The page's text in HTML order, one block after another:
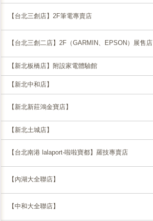
【台北三創店】2F筆電專賣店
【台北三創二店】2F（GARMIN、EPSON）展售店
【新北板橋店】附設家電體驗館
【新北中和店】
【新北新莊鴻金寶店】
【新北土城店】
【台北南港 lalaport-啦啦寶都】羅技專賣店
【內湖大全聯店】
【中和大全聯店】